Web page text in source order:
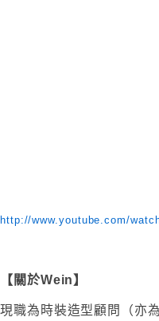
http://www.youtube.com/
【關於Wein】
現職為時裝造型顧問（亦